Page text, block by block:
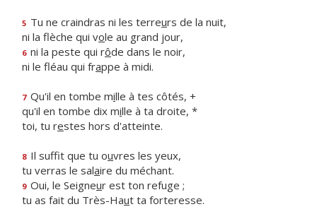
5 Tu ne craindras ni les terreurs de la nuit,
ni la flèche qui vole au grand jour,
6 ni la peste qui rôde dans le noir,
ni le fléau qui frappe à midi.
7 Qu'il en tombe mille à tes côtés, +
qu'il en tombe dix mille à ta droite, *
toi, tu restes hors d'atteinte.
8 Il suffit que tu ouvres les yeux,
tu verras le salaire du méchant.
9 Oui, le Seigneur est ton refuge ;
tu as fait du Très-Haut ta forteresse.